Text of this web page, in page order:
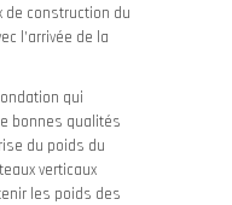
de construction du
l’arrivée de la
qui
bonnes qualités
du poids du
verticaux
les poids des